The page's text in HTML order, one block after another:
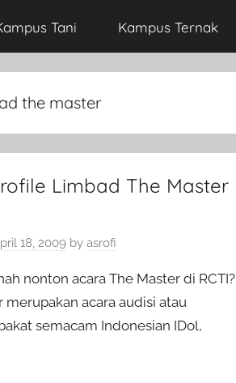
Tani Kampus Ternak
the master
Limbad The Master
18, 2009 by asrofi
nonton acara The Master di RCTI?
merupakan acara audisi atau
semacam Indonesian IDol,